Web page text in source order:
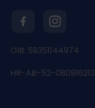
OIB: 59351144974
HR-AB-52-080916213